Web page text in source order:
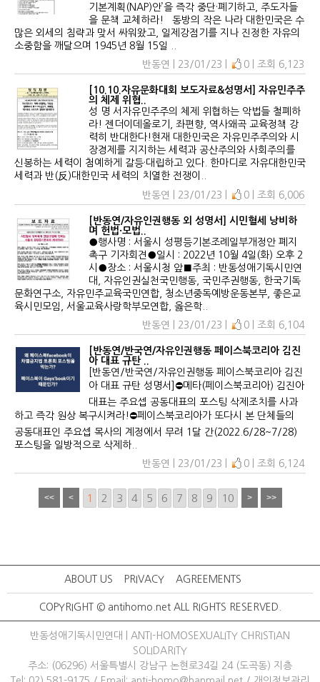
기본계획(NAP)안’을 즉각 중단·폐기하고, 주도자들
을 문책 교체하라! 동방의 작은 나라 대한민국은 수
많은 외세의 침략과 맞서 싸워왔고, 일제강점기를 지나 진정한 자유의
소중함을 깨달으며 1945년 8월 15일 ..
반동연 | 23/01/23 |
0 | 조회 6,123
[10.10.자유문화대회 보도자료&성명서] 자유민주주
의 체제 위협..
성 명 서자유민주주의 체제 위협하는 악법들 철폐하
라! 젠더이데올로기, 좌편향, 역사왜곡 교육정책 강
력히 반대한다!현재 대한민국은 자유민주주의와 시
장경제를 지지하는 세력과 공산주의와 사회주의를
신봉하는 세력이 첨예하게 갈등·대립하고 있다. 한마디로 자유대한민국
세력과 반(反)대한민국 세력의 치열한 전쟁이..
반동연 | 23/01/23 |
0 | 조회 6,006
[반동연/자유인권행동 외 성명서] 시민혈세 낭비하
며 헌법·모법..
●행사명 : 서울시 성평등기본조례일부개정안 폐지
촉구 기자회견●일시 : 2022년 10월 4일(화) 오후 2
시●장소 : 서울시청 앞■주최 : 반동성애기독시민연
대, 자유인권실천국민행동, 국민주권행동, 한국기독
문화연구소, 자유민주교육국민연합, 청소년중독예방운동본부, 좋은교
육시민모임, 서울교육사랑학부모연합, 옳은학..
반동연 | 23/01/23 |
0 | 조회 6,104
[반동연/반국연/자유인권행동 페이스북코리아 김진
아 대표 규탄 ..
[반동연/반국연/자유인권행동 페이스북코리아 김진
아 대표 규탄 성명서]⛔️메타(페이스북코리아) 김진아
대표는 주요셉 공동대표의 포스팅 삭제조치를 사과
하고 즉각 원상 복구시켜라!⛔️페이스북코리아가 또다시 본 단체들의
공동대표인 주요셉 목사의 계정에서 무려 1달 간(2022.6/28~7/28)
포스팅을 일방적으로 삭제하..
반동연 | 23/01/23 |
0 | 조회 6,124
1 2 3 4 5 6 7 8 9 10
ABOUT US PRIVACY AGREEMENTS
COPYRIGHT © antihomo.net ALL RIGHTS RESERVED.
반동성애기독시민연대 | ANTI-HOMOSEXUALITY CHRISTIAN
SOLIDARITY
주소: (06296) 서울특별시 강남구 논현로34길 24 (도곡동) 지층